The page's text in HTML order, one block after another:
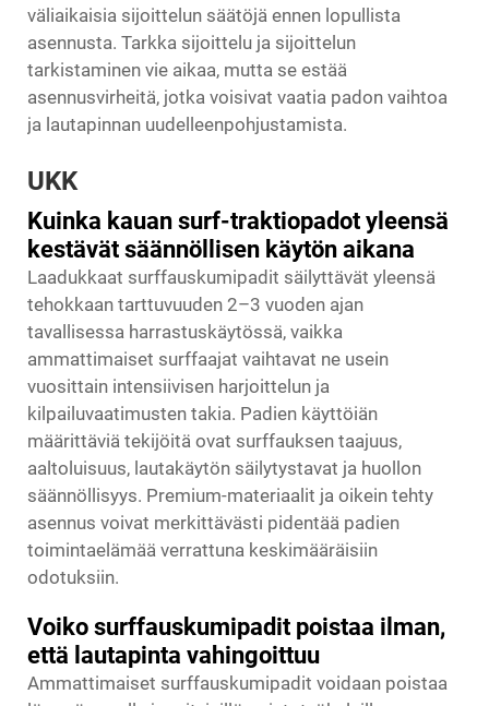
väliaikaisia sijoittelun säätöjä ennen lopullista
asennusta. Tarkka sijoittelu ja sijoittelun
tarkistaminen vie aikaa, mutta se estää
asennusvirheitä, jotka voisivat vaatia padon vaihtoa
ja lautapinnan uudelleenpohjustamista.
UKK
Kuinka kauan surf-traktiopadot yleensä
kestävät säännöllisen käytön aikana
Laadukkaat surffauskumipadit säilyttävät yleensä
tehokkaan tarttuvuuden 2–3 vuoden ajan
tavallisessa harrastuskäytössä, vaikka
ammattimaiset surffaajat vaihtavat ne usein
vuosittain intensiivisen harjoittelun ja
kilpailuvaatimusten takia. Padien käyttöiän
määrittäviä tekijöitä ovat surffauksen taajuus,
aaltoluisuus, lautakäytön säilytystavat ja huollon
säännöllisyys. Premium-materiaalit ja oikein tehty
asennus voivat merkittävästi pidentää padien
toimintaelämää verrattuna keskimääräisiin
odotuksiin.
Voiko surffauskumipadit poistaa ilman,
että lautapinta vahingoittuu
Ammattimaiset surffauskumipadit voidaan poistaa